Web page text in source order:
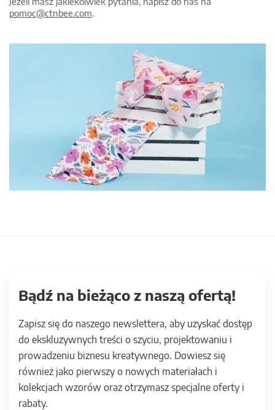
pomoc@ctnbee.com.
Bądź na bieżąco z naszą ofertą!
Zapisz się do naszego newslettera, aby uzyskać dostęp
do ekskluzywnych treści o szyciu, projektowaniu i
prowadzeniu biznesu kreatywnego. Dowiesz się
również jako pierwszy o nowych materiałach i
kolekcjach wzorów oraz otrzymasz specjalne oferty i
rabaty.